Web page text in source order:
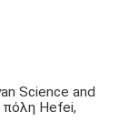
Science and
πόλη Hefei,